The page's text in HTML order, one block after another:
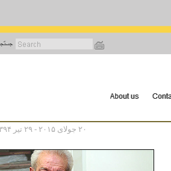
۲۰ جولای ۲۰۱۵ - ۲۹ تیر ۱۳۹۴